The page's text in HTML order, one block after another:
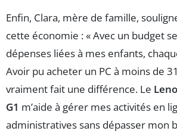
Enfin, Clara, mère de famille,
cette économie : « Avec un budget
dépenses liées à mes enfants,
Avoir pu acheter un PC à moins de
vraiment fait une différence. Le
G1 m’aide à gérer mes activités en
administratives sans dépasser mon